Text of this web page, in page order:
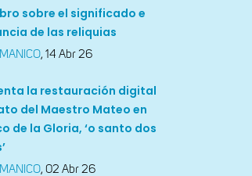
sobre el significado e
de las reliquias
, 14 Abr 26
la restauración digital
del Maestro Mateo en
de la Gloria, ‘o santo dos
, 02 Abr 26